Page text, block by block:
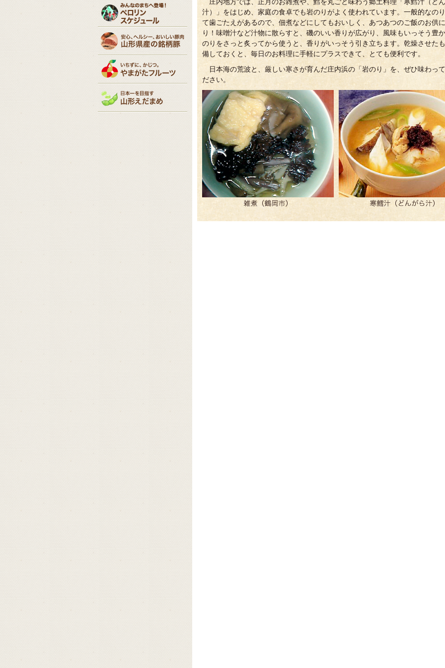
汁）」をはじめ、家庭の食卓でも岩のりがよく使われています。一般的なの
て歯ごたえがあるので、佃煮などにしてもおいしく、あつあつのご飯のお供
り！味噌汁など汁物に散らすと、磯のいい香りが広がり、風味もいっそう豊
のりをさっと炙ってから使うと、香りがいっそう引き立ちます。乾燥させた
備しておくと、毎日のお料理に手軽にプラスできて、とても便利です。
日本海の荒波と、厳しい寒さが育んだ庄内浜の「岩のり」を、ぜひ味わっ
ださい。